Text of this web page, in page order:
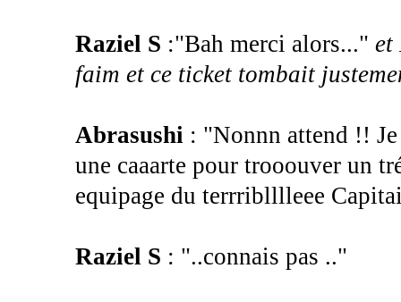
Raziel S :"Bah merci alors..." et
faim et ce ticket tombait
Abrasushi : "Nonnn attend !!
une caaarte pour trooouver un
equipage du terrriblllleee
Raziel S : "..connais pas .."